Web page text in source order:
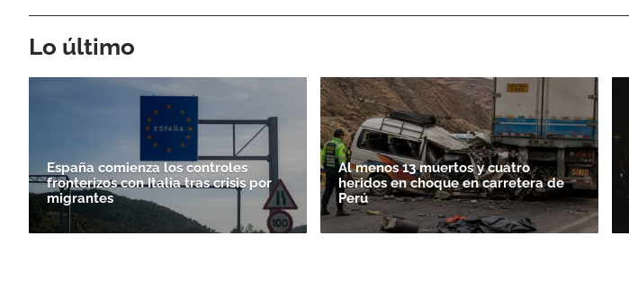
Lo último
España comienza los controles
fronterizos con Italia tras crisis por
migrantes
Al menos 13 muertos y cuatro
heridos en choque en carretera de
Perú